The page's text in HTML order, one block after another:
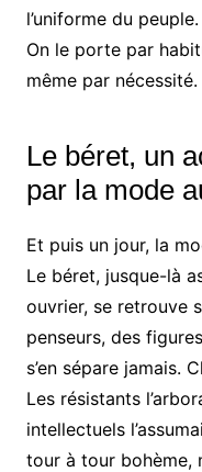
l’uniforme du
On le porte par
même par nécessité.
Le béret, un
par la mode
Et puis un jour, la
Le béret, jusque-là
ouvrier, se retrouve
penseurs, des
s’en sépare jamais.
Les résistants
intellectuels
tour à tour bohème,